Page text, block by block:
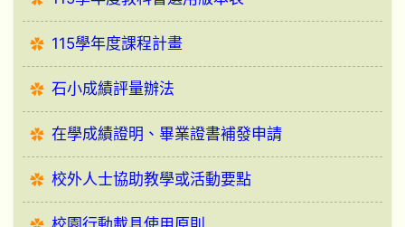
115學年度課程計畫
石小成績評量辦法
在學成績證明、畢業證書補發申請
校外人士協助教學或活動要點